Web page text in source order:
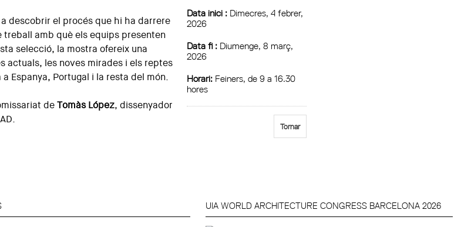
Data inici : Dimecres, 4 febrer,
2026
Data fi : Diumenge, 8 març,
2026
Horari: Feiners, de 9 a 16.30
hores
Tornar
descobrir el procés que hi ha darrere
amb què els equips presenten
selecció, la mostra ofereix una
actuals, les noves mirades i els reptes
Espanya, Portugal i la resta del món.
deTomàs López, dissenyador
UIA WORLD ARCHITECTURE CONGRESS BARCELONA 2026